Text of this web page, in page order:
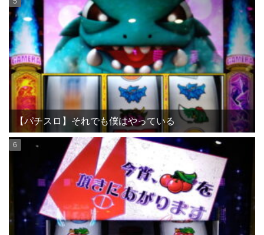
【パチスロ】それでも僕はやっている